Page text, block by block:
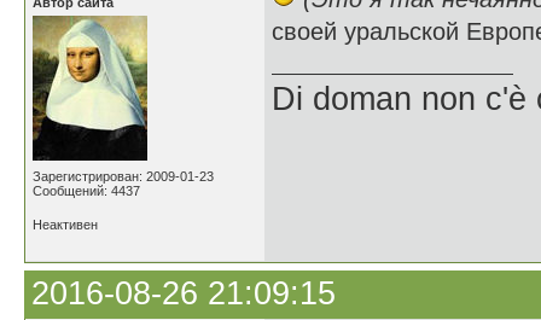
Зарегистрирован: 2009-01-23
Сообщений: 4437
своей уральской
Di doman non c'è
Неактивен
2016-08-26 21:09:15